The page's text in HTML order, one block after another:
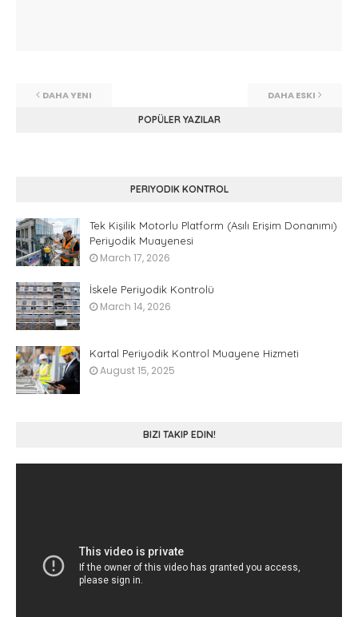
DAHA YENI DAHA ESKI
POPÜLER YAZILAR
PERIYODIK KONTROL
Tek Kişilik Motorlu Platform (Asılı Erişim Donanımı)
Periyodik Muayenesi
March 17, 2026
İskele Periyodik Kontrolü
March 14, 2026
Kartal Periyodik Kontrol Muayene Hizmeti
August 15, 2025
BIZI TAKIP EDIN!